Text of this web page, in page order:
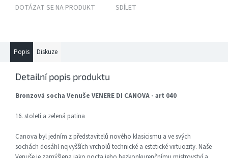
DOTÁZAT SE NA PRODUKT SDÍLET
Popis Diskuze
Detailní popis produktu
Bronzová socha Venuše VENERE DI CANOVA - art 040
16. století a zelená patina
Canova byl jedním z představitelů nového klasicismu a ve svých
sochách dosáhl nejvyšších vrcholů technické a estetické virtuozity. Naše